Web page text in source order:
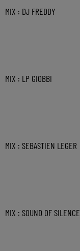
MIX : DJ FREDDY
MIX : LP GIOBBI
MIX : SEBASTIEN LEGER
MIX : SOUND OF SILENCE